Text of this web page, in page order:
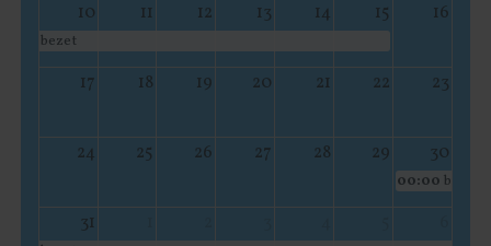
10 11 12 13 14 15 16
bezet
17 18 19 20 21 22 23
24 25 26 27 28 29 30
00:00 bezet
31